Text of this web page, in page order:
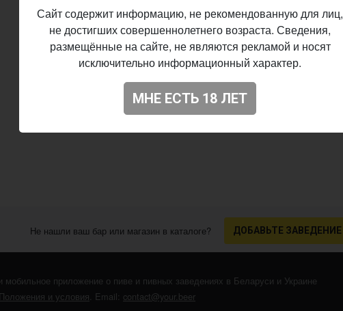
Не нашли ваш бар или магазин в каталоге? ДОБАВЬТЕ ЗАВЕДЕНИЕ
приложение о пиве и пивных заведениях в Беларуси и Украине
Положения и условия. Email: contact@your.beer
Сайт содержит информацию, не рекомендованную для лиц,
не достигших совершеннолетнего возраста. Сведения,
размещённые на сайте, не являются рекламой и носят
исключительно информационный характер.
МНЕ ЕСТЬ 18 ЛЕТ